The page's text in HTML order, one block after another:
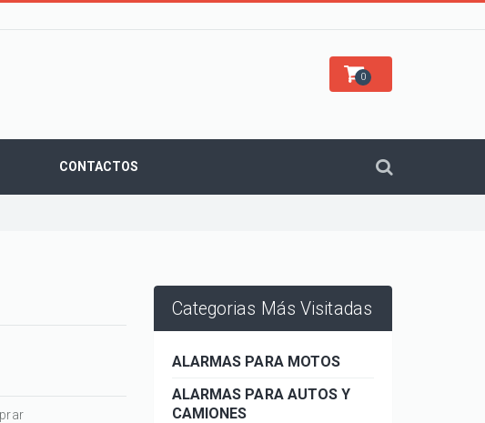
0
CONTACTOS
Categorias Más Visitadas
ALARMAS PARA MOTOS
ALARMAS PARA AUTOS Y
CAMIONES